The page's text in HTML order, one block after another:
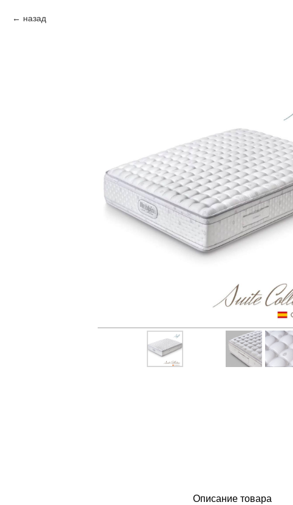
назад
Описание товара